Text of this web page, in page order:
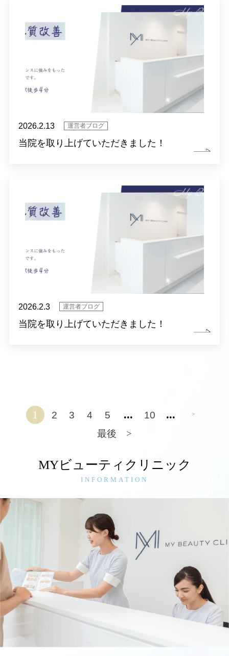
2026.2.13 運営者ブログ
当院を取り上げていただきました！
2026.2.3 運営者ブログ
当院を取り上げていただきました！
1 2 3 4 5 ... 10 ... >
最後 >
MYビューティクリニック
INFORMATION